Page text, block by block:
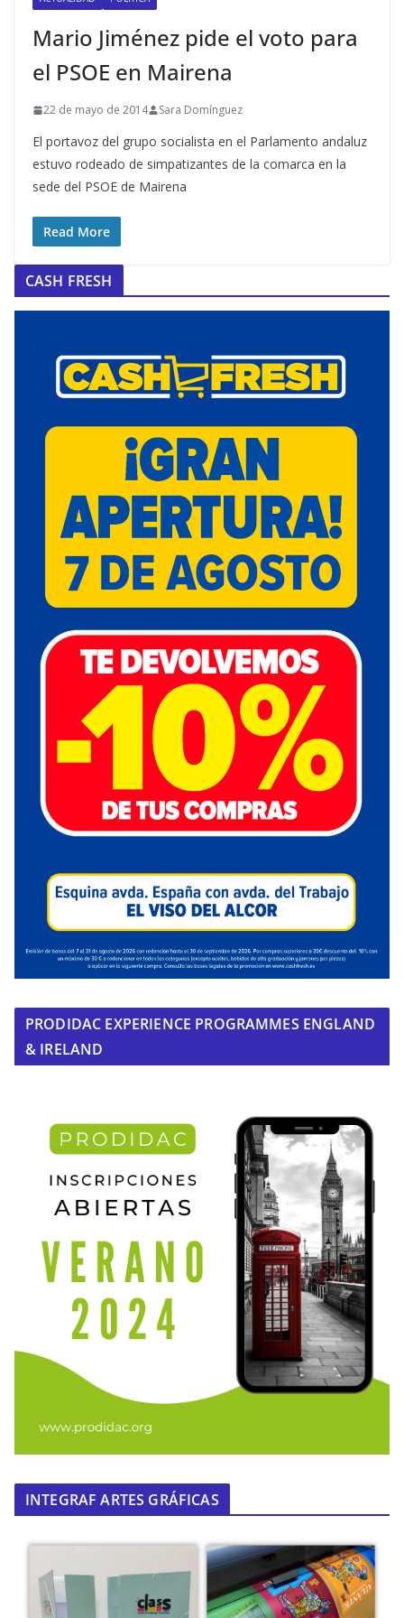
Mario Jiménez pide el voto para
el PSOE en Mairena
22 de mayo de 2014 Sara Domínguez
El portavoz del grupo socialista en el Parlamento andaluz
estuvo rodeado de simpatizantes de la comarca en la
sede del PSOE de Mairena
Read More
CASH FRESH
PRODIDAC EXPERIENCE PROGRAMMES ENGLAND
& IRELAND
INTEGRAF ARTES GRÁFICAS